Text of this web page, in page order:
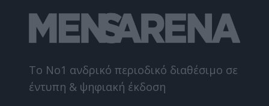
Το Nο1 ανδρικό περιοδικό διαθέσιμο σε
έντυπη & ψηφιακή έκδοση